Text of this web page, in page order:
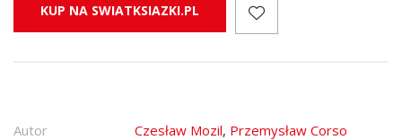
KUP NA SWIATKSIAZKI.PL
Autor Czesław Mozil, Przemysław Corso